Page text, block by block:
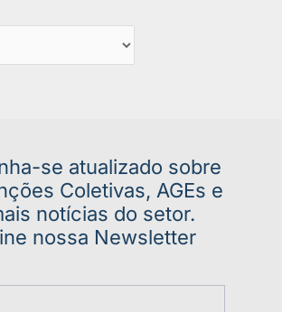
se atualizado sobre
Coletivas, AGEs e
notícias do setor.
nossa Newsletter